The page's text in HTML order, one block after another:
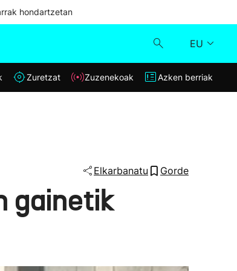
hondartzetan
EU
Klisk
Zuretzat Zuzenekoak Azken berriak
Elkarbanatu Gorde
gainetik